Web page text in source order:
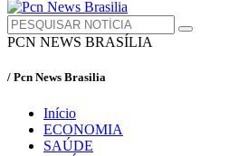
PCN NEWS BRASÍLIA
/ Pcn News Brasilia
Início
ECONOMIA
SAÚDE